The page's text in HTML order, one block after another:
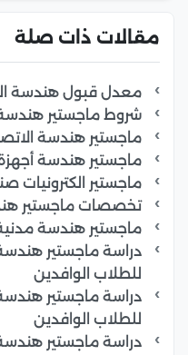
مقالات ذات صلة
معدل قبول هندسة
شروط ماجستير
ماجستير هندسة
ماجستير هندسة
ماجستير الكترونيات
تخصصات ماجستير
ماجستير هندسة
دراسة ماجستير
للطلاب الوافدين
دراسة ماجستير
للطلاب الوافدين
دراسة ماجستير